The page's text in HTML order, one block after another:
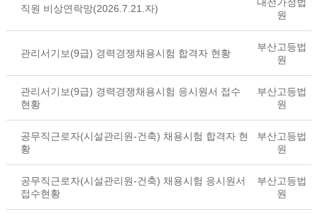
직원 비상연락망(2026.7.21.자)
대전가정법
원
관리서기보(9급) 경력경쟁채용시험 합격자 현황
부산고등법
원
관리서기보(9급) 경력경쟁채용시험 응시원서 접수
현황
부산고등법
원
공무직근로자(시설관리원-건축) 채용시험 합격자 현
황
부산고등법
원
공무직근로자(시설관리원-건축) 채용시험 응시원서
접수현황
부산고등법
원